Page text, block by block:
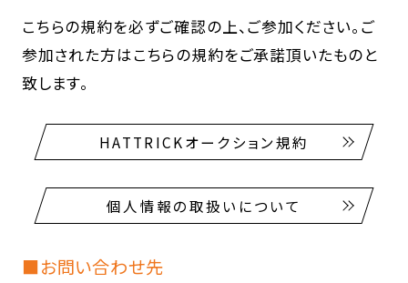
こちらの規約を必ずご確認の上、ご参加ください。ご
参加された方はこちらの規約をご承諾頂いたものと
致します。
HATTRICKオークション規約
個人情報の取扱いについて
■お問い合わせ先